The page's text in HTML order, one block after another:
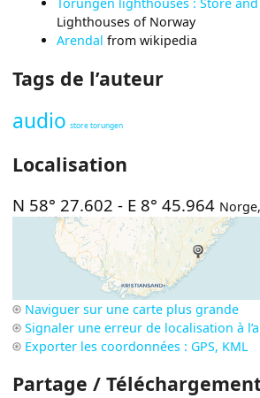
Torungen lighthouses : Store
Lighthouses of Norway
Arendal from wikipedia
Tags de l’auteur
audio store torungen
Localisation
N 58° 27.602 - E 8° 45.964 Norge
Naviguer sur une carte plus grande
Signaler une erreur de localisation à
Exporter les coordonnées : GPS, KML
Partage /